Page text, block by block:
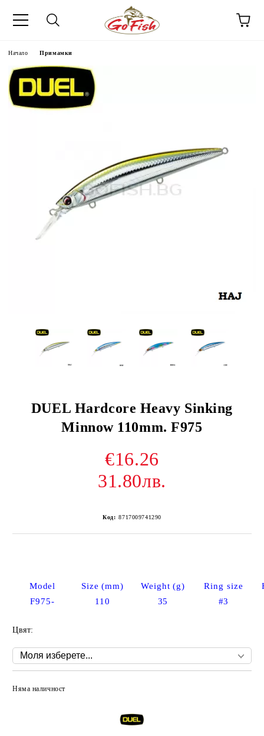
Начало Примамки
DUEL Hardcore Heavy Sinking
Minnow 110mm. F975
€16.26
31.80лв.
Код: 8717009741290
Model Size (mm) Weight (g) Ring size
F975-
110 35 #3
Цвят:
Няма наличност